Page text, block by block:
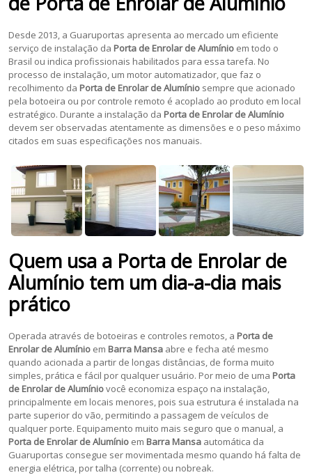
Desde 2013, a Guaruportas apresenta ao mercado um eficiente
serviço de instalação da Porta de Enrolar de Alumínio em todo o
Brasil ou indica profissionais habilitados para essa tarefa. No
processo de instalação, um motor automatizador, que faz o
recolhimento da Porta de Enrolar de Alumínio sempre que acionado
pela botoeira ou por controle remoto é acoplado ao produto em local
estratégico. Durante a instalação da Porta de Enrolar de Alumínio
devem ser observadas atentamente as dimensões e o peso máximo
citados em suas especificações nos manuais.
Quem usa a Porta de Enrolar de
Alumínio tem um dia-a-dia mais
prático
Operada através de botoeiras e controles remotos, a Porta de
Enrolar de Alumínio em Barra Mansa abre e fecha até mesmo
quando acionada a partir de longas distâncias, de forma muito
simples, prática e fácil por qualquer usuário. Por meio de uma Porta
de Enrolar de Alumíniovocê economiza espaço na instalação,
principalmente em locais menores, pois sua estrutura é instalada na
parte superior do vão, permitindo a passagem de veículos de
qualquer porte. Equipamento muito mais seguro que o manual, a
Porta de Enrolar de Alumínio em Barra Mansa automática da
Guaruportas consegue ser movimentada mesmo quando há falta de
energia elétrica, por talha (corrente) ou nobreak.